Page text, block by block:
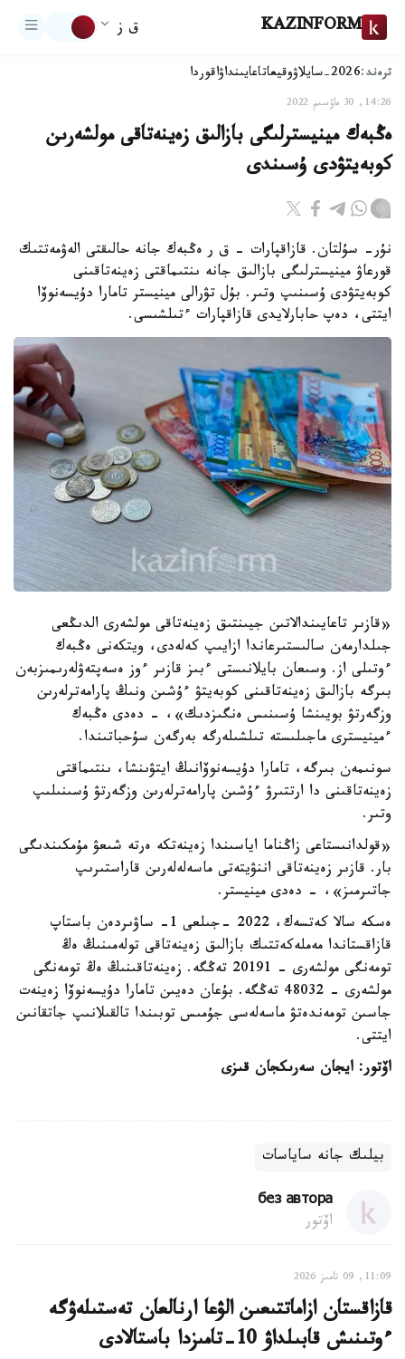
KAZINFORM ق ز
ترەند:2026-سايلاۋ وقيعاتاعايىنداۋاقوردا
14:26, 30 ماۋسىم 2022
ەڭبەك مينيسترلىگى بازالىق زەينەتاقى مولشەرىن
كوبەيتۋدى ۇسىندى
نۇر- سۇلتان. قازاقپارات – ق ر ەڭبەك جانە حالىقتى الەۋمەتتىك
قورعاۋ مينيسترلىگى بازالىق جانە ىنتىماقتى زەينەتاقىنى
كوبەيتۋدى ۇسىنىپ وتىر. بۇل تۋرالى مينيستر تامارا دۇيسەنوۆا
ايتتى، دەپ حابارلايدى قازاقپارات ءتىلشىسى.
«قازىر تاعايىندالاتىن جيىنتىق زەينەتاقى مولشەرى الدىڭعى
جىلدارمەن سالىستىرعاندا ازايىپ كەلەدى، ويتكەنى ەڭبەك
ءوتىلى از. وسىعان بايلانىستى ءبىز قازىر ءوز ەسەپتەۋلەرىمىزبەن
بىرگە بازالىق زەينەتاقىنى كوبەيتۋ ءۇشىن ونىڭ پارامەترلەرىن
وزگەرتۋ بويىنشا ۇسىنىس ەنگىزدىك»، - دەدى ەڭبەك
ءمينيسترى ماجىلىستە تىلشىلەرگە بەرگەن سۇحباتىندا.
سونىمەن بىرگە، تامارا دۇيسەنوۆانىڭ ايتۋىنشا، ىنتىماقتى
زەينەتاقىنى دا ارتتىرۋ ءۇشىن پارامەترلەرىن وزگەرتۋ ۇسىنىلىپ
وتىر.
«قولدانىستاعى زاڭناما اياسىندا زەينەتكە ەرتە شىعۋ مۇمكىندىگى
بار. قازىر زەينەتاقى اننۋيتەتى ماسەلەلەرىن قاراستىرىپ
جاتىرمىز»، - دەدى مينيستر.
ەسكە سالا كەتسەك، 2022 -جىلعى 1- ساۋىردەن باستاپ
قازاقستاندا مەملەكەتتىك بازالىق زەينەتاقى تولەمىنىڭ ەڭ
تومەنگى مولشەرى - 20191 تەڭگە. زەينەتاقىنىڭ ەڭ تومەنگى
مولشەرى - 48032 تەڭگە. بۇعان دەيىن تامارا دۇيسەنوۆا زەينەت
جاسىن تومەندەتۋ ماسەلەسى جۇمىس توبىندا تالقىلانىپ جاتقانىن
ايتتى.
اۆتور: ايجان سەرىكجان قىزى
بيلىك جانە ساياسات
без автора
اۆتور
11:09, 09 تامىز 2026
قازاقستان ازاماتتىعىن الۋعا ارنالعان تەستىلەۋگە
ءوتىنىش قابىلداۋ 10-تامىزدا باستالادى